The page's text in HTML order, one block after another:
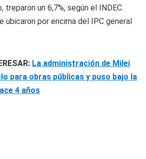
un 6,7%, según el INDEC.
ubicaron por encima del IPC general
La administración de Milei
para obras públicas y puso bajo la
4 años